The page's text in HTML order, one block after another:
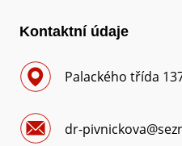
Kontaktní údaje
Palackého třída
dr-